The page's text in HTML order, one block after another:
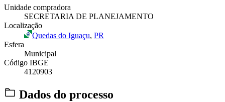
Unidade compradora
SECRETARIA DE PLANEJAMENTO
Localização
Quedas do Iguaçu, PR
Esfera
Municipal
Código IBGE
4120903
Dados do processo